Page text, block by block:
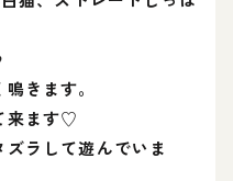
きます。
来ます♡
ラして遊んでいま